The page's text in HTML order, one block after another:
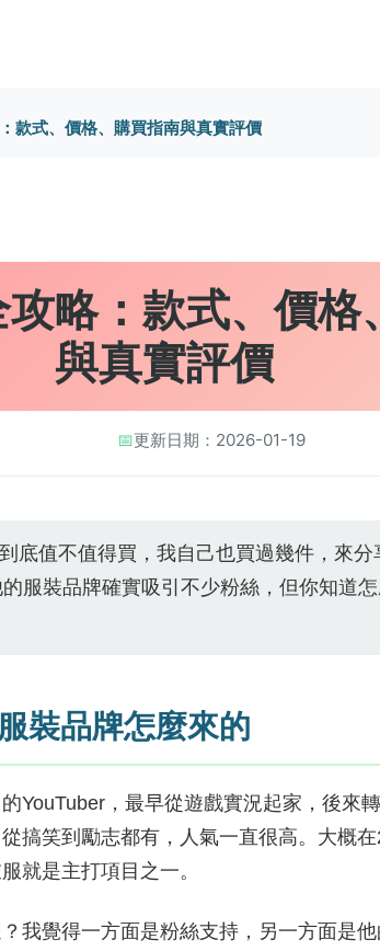
款式、價格、購買指南與真實評價
略：款式、價格
與真實評價
📅更新日期：2026-01-19
底值不值得買，我自己也買過幾件，來
服裝品牌確實吸引不少粉絲，但你知道
裝品牌怎麼來的
YouTuber，最早從遊戲實況起家，後來
搞笑到勵志都有，人氣一直很高。大概
就是主打項目之一。
我覺得一方面是粉絲支持，另一方面是